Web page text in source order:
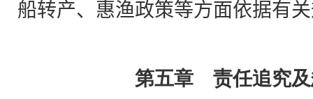
船转产、惠渔政策等方面依据有
第五章 责任追究及